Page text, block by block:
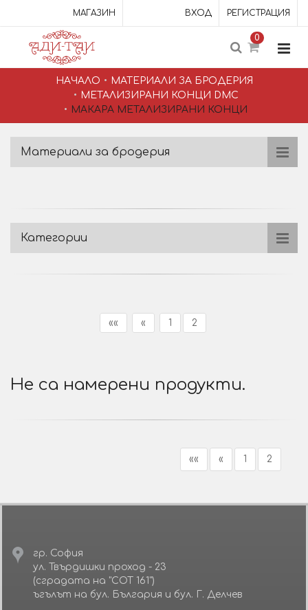
ВХОД РЕГИСТРАЦИЯ
МАГАЗИН
0
НАЧАЛО
МАТЕРИАЛИ ЗА БРОДЕРИЯ
МЕТАЛИЗИРАНИ КОНЦИ DMC
МАКАРА МЕТАЛИЗИРАНИ КОНЦИ
Материали за бродерия
Категории
«« « 1 2
Не са намерени продукти.
«« « 1 2
гр. София
ул. Твърдишки проход - 23
(сградата на "СОТ 161")
ъгълът на бул. България и бул. Г. Делчев